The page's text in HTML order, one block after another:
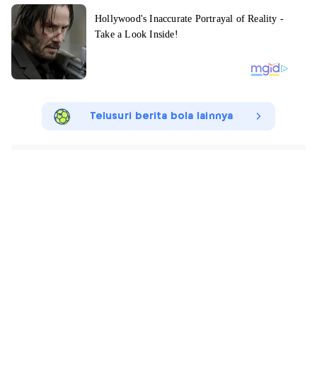
Telusuri berita bola lainnya